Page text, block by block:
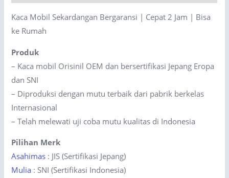
|
Bisa
ke
Rumah
quantity
Kaca Mobil Sekardangan Bergaransi | Cepat 2 Jam | Bisa
ke Rumah
Produk
– Kaca mobil Orisinil OEM dan bersertifikasi Jepang Eropa
dan SNI
– Diproduksi dengan mutu terbaik dari pabrik berkelas
Internasional
– Telah melewati uji coba mutu kualitas di Indonesia
Pilihan Merk
Asahimas : JIS (Sertifikasi Jepang)
Mulia : SNI (Sertifikasi Indonesia)